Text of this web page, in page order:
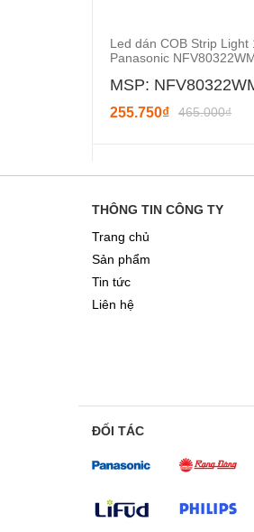
Led dán COB Strip Light
Panasonic
MSP:
255.750₫ 465.000₫
THÔNG TIN CÔNG TY
Trang chủ
Sản phẩm
Tin tức
Liên hệ
ĐỐI TÁC